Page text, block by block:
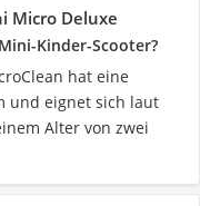
Micro Deluxe
Kinder-Scooter?
hat eine
und eignet sich laut
Alter von zwei